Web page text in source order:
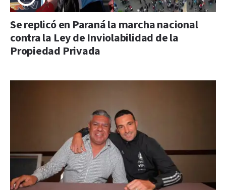
Se replicó en Paraná la marcha nacional
contra la Ley de Inviolabilidad de la
Propiedad Privada